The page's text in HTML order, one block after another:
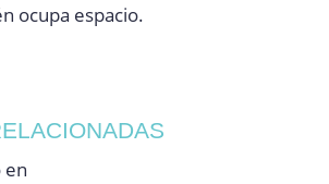
ocupa espacio.
en